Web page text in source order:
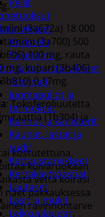
Koristelu
Paketointi
ja taloustarvikkeet
Aterimet
Juomapullot ja
termokset
Kannut ja kanisterit
Kauhat, lastat ja
sudit
Kattaustarvikkeet
Kertakäyttöastiat
Lautaset
Lasit ja mukit
Leikkuulaudat
(3a672a) 18 000
(3a700) 500
100 mg, rauta
mg, kupari (3b406)
0,17mg.
: Tokoferoliuutetta
(1b304) ja
kostutettuna.
kuivaruokaan
vettä koirasi
pakkauksessa
ravinnontarve